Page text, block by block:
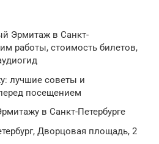
Эрмитаж в Санкт-
работы, стоимость билетов,
лучшие советы и
посещением
в Санкт-Петербурге
Дворцовая площадь, 2